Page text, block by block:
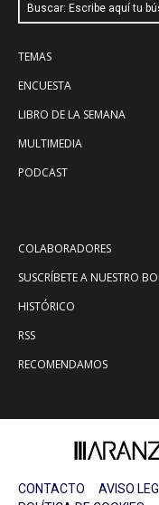
Buscar: Escribe aquí tu
TEMAS
ENCUESTA
LIBRO DE LA SEMANA
MULTIMEDIA
PODCAST
COLABORADORES
SUSCRÍBETE A NUESTRO
HISTÓRICO
RSS
RECOMENDAMOS
CONTACTO AVISO